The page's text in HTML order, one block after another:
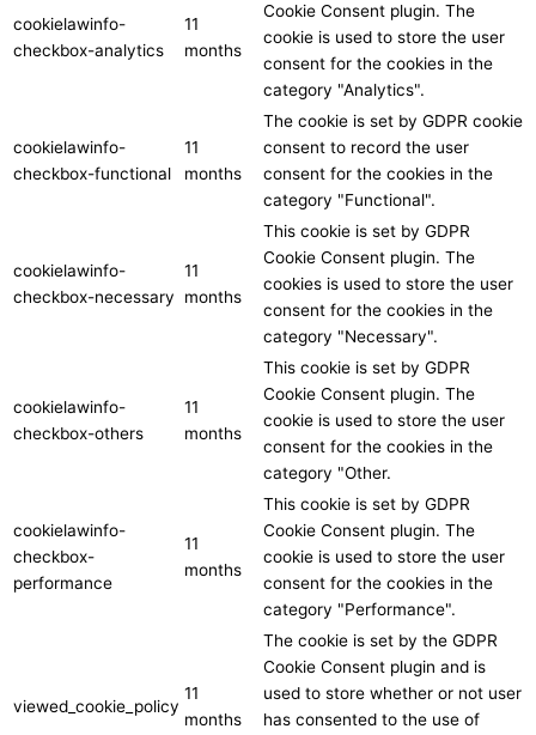
cookielawinfo-
checkbox-analytics
11
months
Cookie Consent plugin. The
cookie is used to store the user
consent for the cookies in the
category "Analytics".
cookielawinfo-
checkbox-functional
11
months
The cookie is set by GDPR cookie
consent to record the user
consent for the cookies in the
category "Functional".
cookielawinfo-
checkbox-necessary
11
months
This cookie is set by GDPR
Cookie Consent plugin. The
cookies is used to store the user
consent for the cookies in the
category "Necessary".
cookielawinfo-
checkbox-others
11
months
This cookie is set by GDPR
Cookie Consent plugin. The
cookie is used to store the user
consent for the cookies in the
category "Other.
cookielawinfo-
checkbox-
performance
11
months
This cookie is set by GDPR
Cookie Consent plugin. The
cookie is used to store the user
consent for the cookies in the
category "Performance".
viewed_cookie_policy
11
months
The cookie is set by the GDPR
Cookie Consent plugin and is
used to store whether or not user
has consented to the use of